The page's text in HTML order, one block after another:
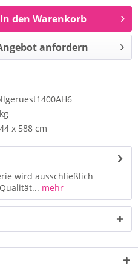
In den Warenkorb
anfordern
x 588 cm
wird ausschließlich
mehr